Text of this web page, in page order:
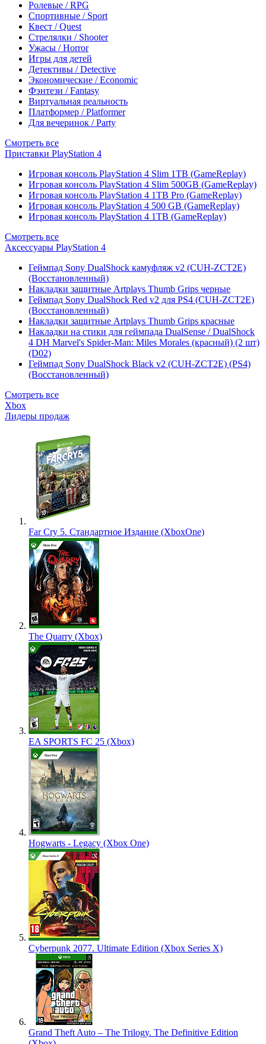
Ролевые / RPG
Спортивные / Sport
Квест / Quest
Стрелялки / Shooter
Ужасы / Horror
Игры для детей
Детективы / Detective
Экономические / Economic
Фэнтези / Fantasy
Виртуальная реальность
Платформер / Platformer
Для вечеринок / Party
Смотреть все
Приставки PlayStation 4
Игровая консоль PlayStation 4 Slim 1TB (GameReplay)
Игровая консоль PlayStation 4 Slim 500GB (GameReplay)
Игровая консоль PlayStation 4 1TB Pro (GameReplay)
Игровая консоль PlayStation 4 500 GB (GameReplay)
Игровая консоль PlayStation 4 1TB (GameReplay)
Смотреть все
Аксессуары PlayStation 4
Геймпад Sony DualShock камуфляж v2 (CUH-ZCT2E)
(Восстановленный)
Накладки защитные Artplays Thumb Grips черные
Геймпад Sony DualShock Red v2 для PS4 (CUH-ZCT2E)
(Восстановленный)
Накладки защитные Artplays Thumb Grips красные
Накладки на стики для геймпада DualSense / DualShock
4 DH Marvel's Spider-Man: Miles Morales (красный) (2 шт)
(D02)
Геймпад Sony DualShock Black v2 (CUH-ZCT2E) (PS4)
(Восстановленный)
Смотреть все
Xbox
Лидеры продаж
Far Cry 5. Стандартное Издание (XboxOne)
The Quarry (Xbox)
EA SPORTS FC 25 (Xbox)
Hogwarts - Legacy (Xbox One)
Cyberpunk 2077. Ultimate Edition (Xbox Series X)
Grand Theft Auto – The Trilogy. The Definitive Edition